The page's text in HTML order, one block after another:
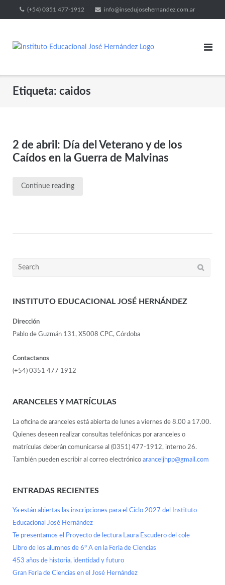
(+54) 0351 477-1912 info@insedujosehernandez.com.ar
Etiqueta: caidos
2 de abril: Día del Veterano y de los
Caídos en la Guerra de Malvinas
Continue reading
INSTITUTO EDUCACIONAL JOSÉ HERNÁNDEZ
Dirección
Pablo de Guzmán 131, X5008 CPC, Córdoba
Contactanos
(+54) 0351 477 1912
ARANCELES Y MATRÍCULAS
La oficina de aranceles está abierta de lunes a viernes de 8.00 a 17.00.
Quienes deseen realizar consultas telefónicas por aranceles o
matrículas deberán comunicarse al (0351) 477-1912, interno 26.
También pueden escribir al correo electrónico aranceljhpp@gmail.com
ENTRADAS RECIENTES
Ya están abiertas las inscripciones para el Ciclo 2027 del Instituto
Educacional José Hernández
Te presentamos el Proyecto de lectura Laura Escudero del cole
Libro de los alumnos de 6° A en la Feria de Ciencias
453 años de historia, identidad y futuro
Gran Feria de Ciencias en el José Hernández